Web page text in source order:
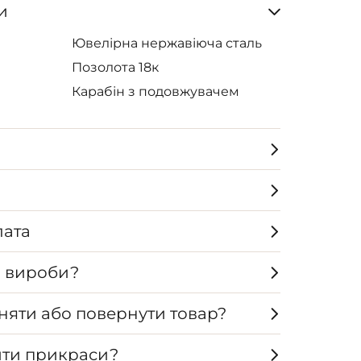
Ювелірна нержавіюча сталь
Позолота 18к
Карабін з подовжувачем
вироби?
або повернути товар?
прикраси?